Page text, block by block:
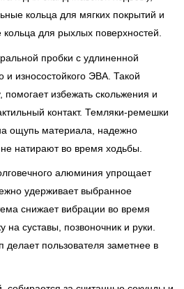
кольца для мягких покрытий и
для рыхлых поверхностей.
пробки с удлиненной
и износостойкого ЭВА. Такой
помогает избежать скольжения и
контакт. Темляки-ремешки
ощупь материала, надежно
натирают во время ходьбы.
алюминия упрощает
удерживает выбранное
снижает вибрации во время
на суставы, позвоночник и руки.
пользователя заметнее в